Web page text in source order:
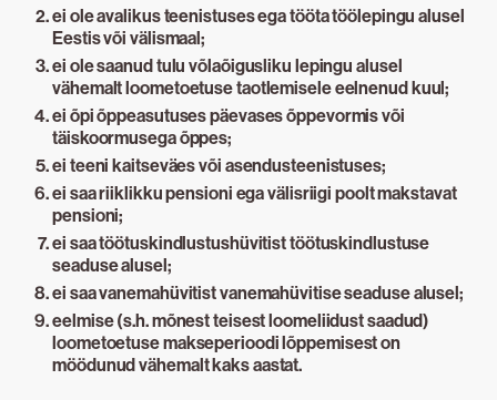
ei ole avalikus teenistuses ega tööta töölepingu alusel
Eestis või välismaal;
ei ole saanud tulu võlaõigusliku lepingu alusel
vähemalt loometoetuse taotlemisele eelnenud kuul;
ei õpi õppeasutuses päevases õppevormis või
täiskoormusega õppes;
ei teeni kaitseväes või asendusteenistuses;
ei saa riiklikku pensioni ega välisriigi poolt makstavat
pensioni;
ei saa töötuskindlustushüvitist töötuskindlustuse
seaduse alusel;
ei saa vanemahüvitist vanemahüvitise seaduse alusel;
eelmise (s.h. mõnest teisest loomeliidust saadud)
loometoetuse makseperioodi lõppemisest on
möödunud vähemalt kaks aastat.